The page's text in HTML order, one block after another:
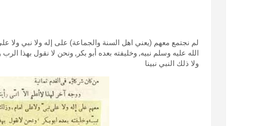
الله عليه وسلم نبيه, وخليفته بعده أبو بكر, ونحن لا نقول بهذا
ولا ذلك النبي نبينا